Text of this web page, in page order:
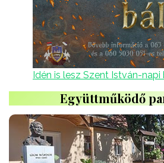
Idén is lesz Szent István-napi
Együttműködő